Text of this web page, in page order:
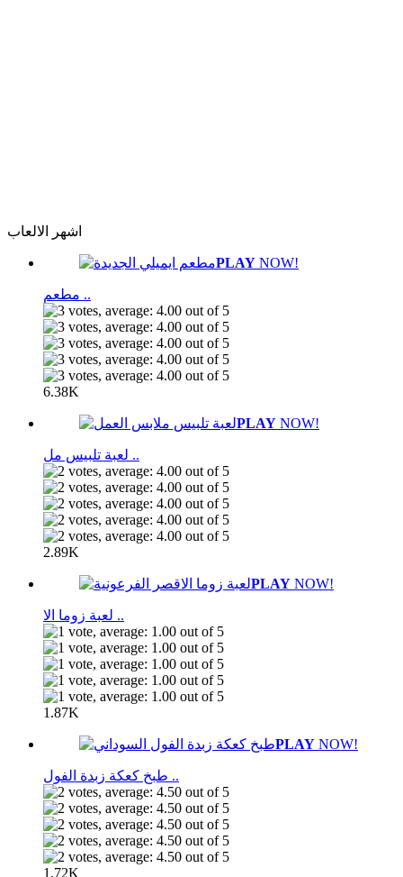
اشهر الالعاب
PLAY NOW!
مطعم ..
6.38K
PLAY NOW!
لعبة تلبيس مل ..
2.89K
PLAY NOW!
لعبة زوما الا ..
1.87K
PLAY NOW!
طبخ كعكة زبدة الفول ..
1.72K